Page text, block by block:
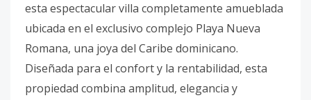
esta espectacular villa completamente amueblada
ubicada en el exclusivo complejo Playa Nueva
Romana, una joya del Caribe dominicano.
Diseñada para el confort y la rentabilidad, esta
propiedad combina amplitud, elegancia y